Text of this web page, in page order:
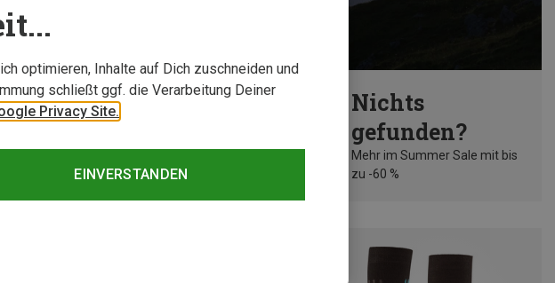
Du sparst 22%
Nichts
gefunden?
Mehr im Summer Sale mit bis
zu -60 %
optimieren, Inhalte auf Dich zuschneiden und
schließt ggf. die Verarbeitung Deiner
Privacy Site.
EINVERSTANDEN